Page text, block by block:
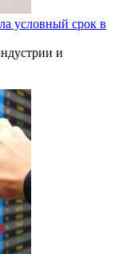
условный срок в
и